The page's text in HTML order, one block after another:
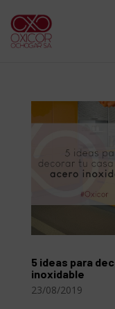
5 ideas para
inoxidable
23/08/2019